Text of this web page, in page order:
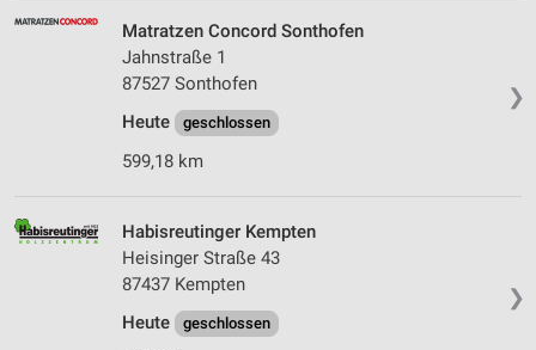
❯
Matratzen Concord Sonthofen
Jahnstraße 1
87527 Sonthofen
Heute
geschlossen
599,18 km
❯
Habisreutinger Kempten
Heisinger Straße 43
87437 Kempten
Heute
geschlossen